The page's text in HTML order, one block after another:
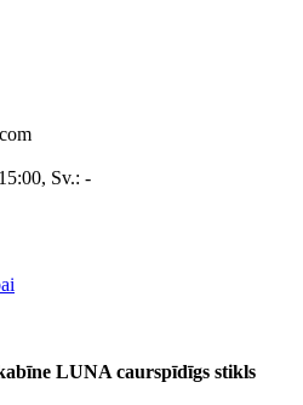
Sv.: -
LUNA caurspīdīgs stikls